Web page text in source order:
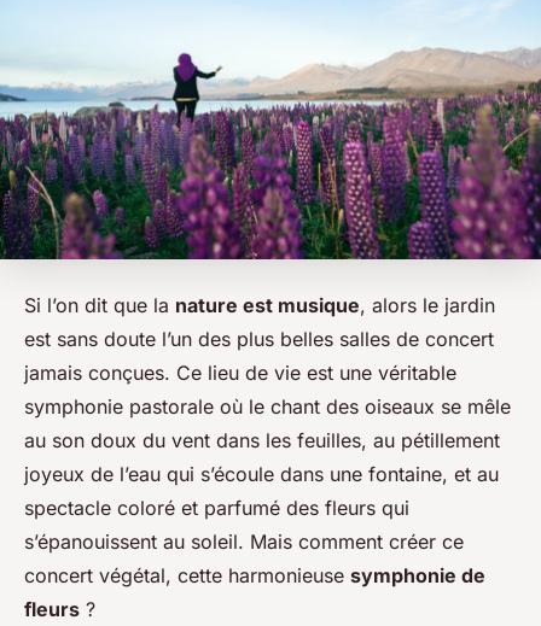
Si l’on dit que la nature est musique, alors le jardin
est sans doute l’un des plus belles salles de concert
jamais conçues. Ce lieu de vie est une véritable
symphonie pastorale où le chant des oiseaux se mêle
au son doux du vent dans les feuilles, au pétillement
joyeux de l’eau qui s’écoule dans une fontaine, et au
spectacle coloré et parfumé des fleurs qui
s’épanouissent au soleil. Mais comment créer ce
concert végétal, cette harmonieuse symphonie de
fleurs ?